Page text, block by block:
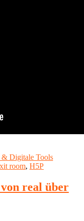
Digitale Tools
room, H5P
real über